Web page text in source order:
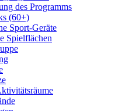
des Programms
(60+)
Sport-Geräte
Spielflächen